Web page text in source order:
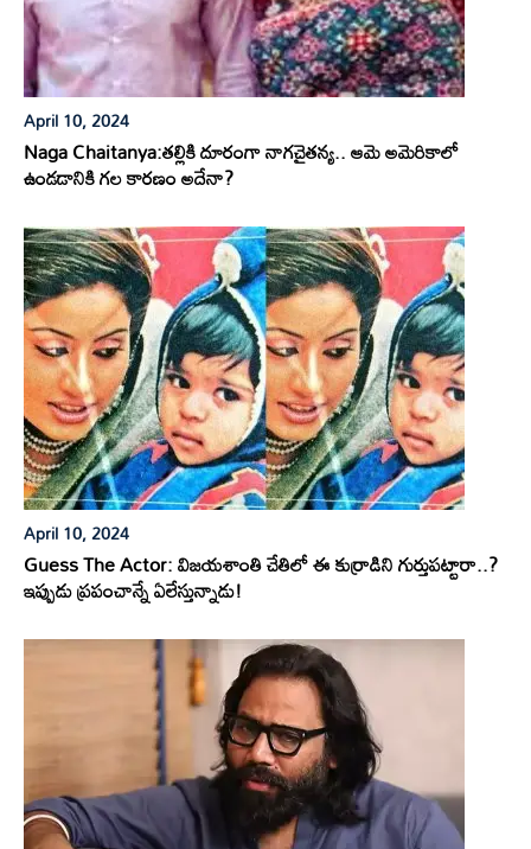
April 10, 2024
Naga Chaitanya:తల్లికి దూరంగా నాగచైతన్య.. ఆమె అమెరికాలో
ఉండడానికి గల కారణం అదేనా?
April 10, 2024
Guess The Actor: విజయశాంతి చేతిలో ఈ కుర్రాడిని గుర్తుపట్టారా..?
ఇప్పుడు ప్రపంచాన్నే ఏలేస్తున్నాడు!